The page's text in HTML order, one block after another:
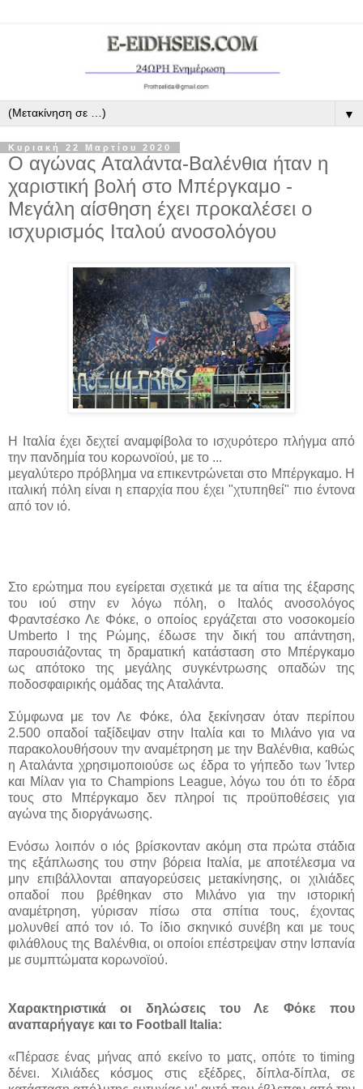
▼
Κυριακή 22 Μαρτίου 2020
Ο αγώνας Αταλάντα‑Βαλένθια ήταν η
χαριστική βολή στο Μπέργκαμο -
Μεγάλη αίσθηση έχει προκαλέσει ο
ισχυρισμός Ιταλού ανοσολόγου
Η Ιταλία έχει δεχτεί αναμφίβολα το ισχυρότερο πλήγμα από
την πανδημία του κορωνοϊού, με το ...
μεγαλύτερο πρόβλημα να επικεντρώνεται στο Μπέργκαμο. Η
ιταλική πόλη είναι η επαρχία που έχει "χτυπηθεί" πιο έντονα
από τον ιό.
Στο ερώτημα που εγείρεται σχετικά με τα αίτια της έξαρσης
του ιού στην εν λόγω πόλη, ο Ιταλός ανοσολόγος
Φραντσέσκο Λε Φόκε, ο οποίος εργάζεται στο νοσοκομείο
Umberto I της Ρώμης, έδωσε την δική του απάντηση,
παρουσιάζοντας τη δραματική κατάσταση στο Μπέργκαμο
ως απότοκο της μεγάλης συγκέντρωσης οπαδών της
ποδοσφαιρικής ομάδας της Αταλάντα.
Σύμφωνα με τον Λε Φόκε, όλα ξεκίνησαν όταν περίπου
2.500 οπαδοί ταξίδεψαν στην Ιταλία και το Μιλάνο για να
παρακολουθήσουν την αναμέτρηση με την Βαλένθια, καθώς
η Αταλάντα χρησιμοποιούσε ως έδρα το γήπεδο των Ίντερ
και Μίλαν για το Champions League, λόγω του ότι το έδρα
τους στο Μπέργκαμο δεν πληροί τις προϋποθέσεις για
αγώνα της διοργάνωσης.
Ενόσω λοιπόν ο ιός βρίσκονταν ακόμη στα πρώτα στάδια
της εξάπλωσης του στην βόρεια Ιταλία, με αποτέλεσμα να
μην επιβάλλονται απαγορεύσεις μετακίνησης, οι χιλιάδες
οπαδοί που βρέθηκαν στο Μιλάνο για την ιστορική
αναμέτρηση, γύρισαν πίσω στα σπίτια τους, έχοντας
μολυνθεί από τον ιό. Το ίδιο σκηνικό συνέβη και με τους
φιλάθλους της Βαλένθια, οι οποίοι επέστρεψαν στην Ισπανία
με συμπτώματα κορωνοϊού.
Χαρακτηριστικά οι δηλώσεις του Λε Φόκε που
αναπαρήγαγε και το Football Italia:
«Πέρασε ένας μήνας από εκείνο το ματς, οπότε το timing
δένει. Χιλιάδες κόσμος στις εξέδρες, δίπλα-δίπλα, σε